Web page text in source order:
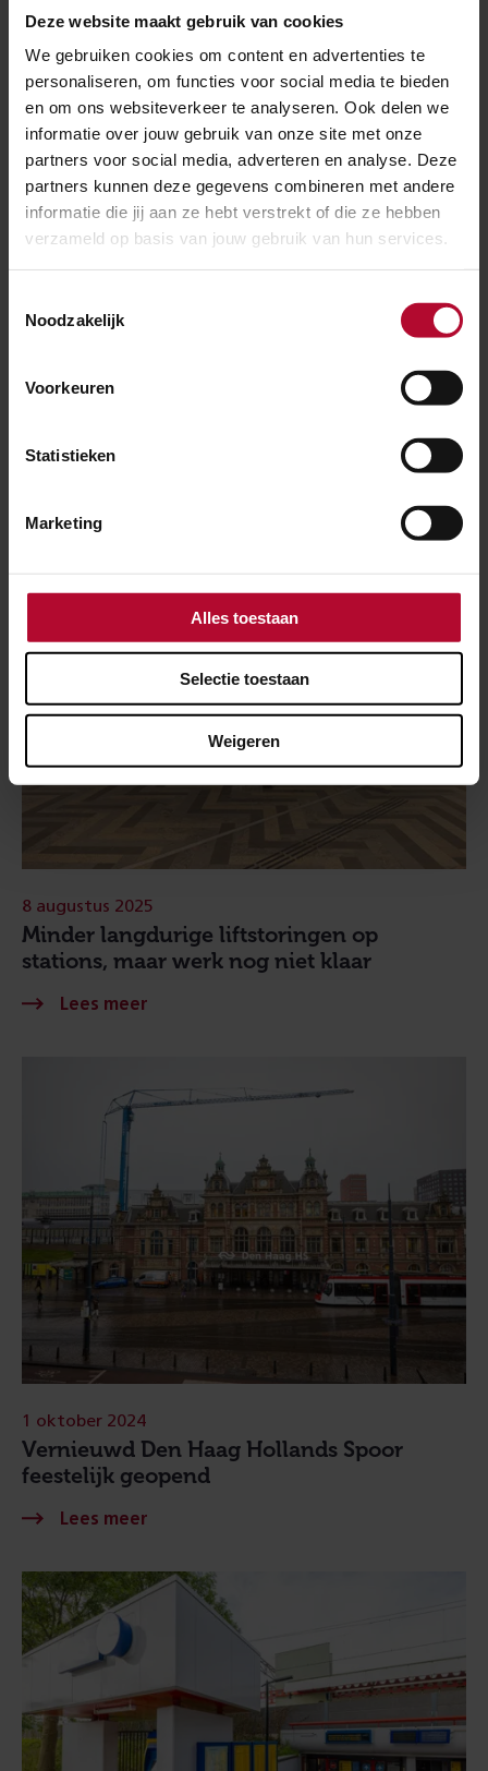
Deze website maakt gebruik van cookies
We gebruiken cookies om content en advertenties te
personaliseren, om functies voor social media te bieden
en om ons websiteverkeer te analyseren. Ook delen we
informatie over jouw gebruik van onze site met onze
partners voor social media, adverteren en analyse. Deze
partners kunnen deze gegevens combineren met andere
informatie die jij aan ze hebt verstrekt of die ze hebben
verzameld op basis van jouw gebruik van hun services.
Noodzakelijk
Voorkeuren
Statistieken
Marketing
Alles toestaan
Selectie toestaan
Weigeren
Leiden Lammenschans
Minder langdurige liftstoringen op
stations, maar werk nog niet klaar
8 augustus 2025
Vernieuwd Den Haag Hollands Spoor
feestelijk geopend
1 oktober 2024